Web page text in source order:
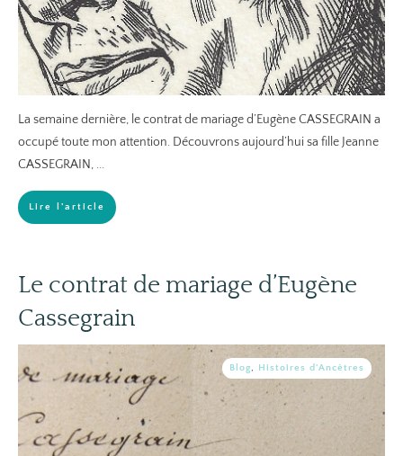
La semaine dernière, le contrat de mariage d’Eugène CASSEGRAIN a
occupé toute mon attention. Découvrons aujourd’hui sa fille Jeanne
CASSEGRAIN, ...
Lire l'article
Le contrat de mariage d’Eugène
Cassegrain
Blog, Histoires d'Ancêtres